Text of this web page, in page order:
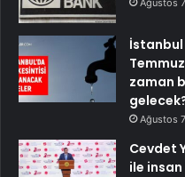
Ağustos
İstanbul
zaman
Ağustos
Cevdet
ile